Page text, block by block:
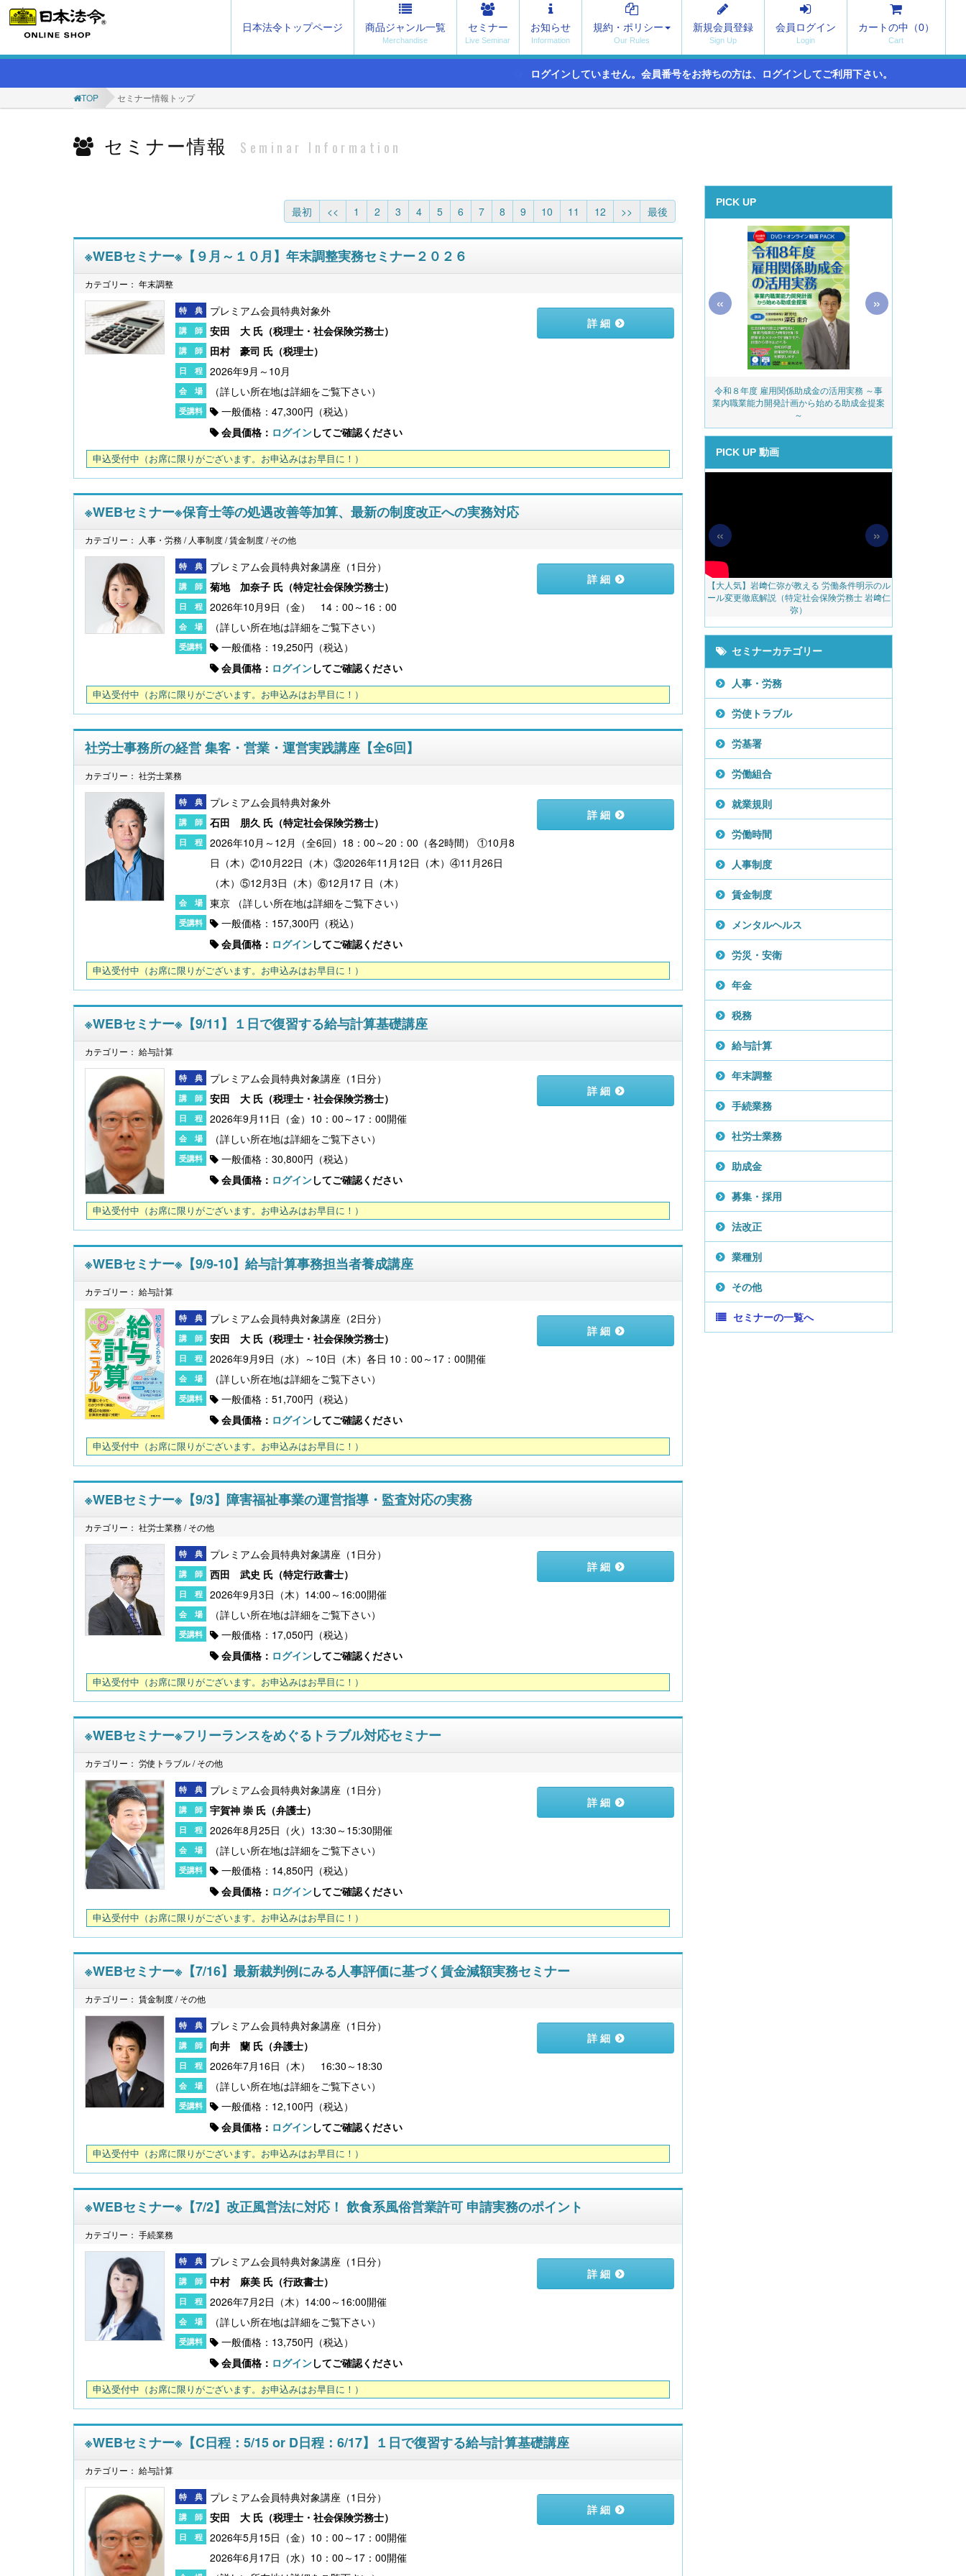
日本法令トップページ 商品ジャンル一覧 セミナー お知らせ 規約・ポリシー 新規会員登録 会員ログイン カートの中（0）
ログインしていません。会員番号をお持ちの方は、ログインしてご利用下さい。
TOP セミナー情報トップ
セミナー情報 Seminar Information
最初 << 1 2 3 4 5 6 7 8 9 10 11 12 >> 最後
※WEBセミナー※【９月～１０月】年末調整実務セミナー２０２６
カテゴリー： 年末調整
プレミアム会員特典対象外
安田 大 氏（税理士・社会保険労務士）
田村 豪司 氏（税理士）
2026年9月～10月
一般価格：47,300円（税込）
会員価格： ログインしてご確認ください
詳 細
申込受付中 （お席に限りがございます。お申込みはお早目に！）
※WEBセミナー※保育士等の処遇改善等加算、最新の制度改正への実務対応
カテゴリー： 人事・労務 / 人事制度 / 賃金制度 / その他
プレミアム会員特典対象講座（1日分）
菊地 加奈子 氏（特定社会保険労務士）
2026年10月9日（金） 14：00～16：00
一般価格：19,250円（税込）
会員価格： ログインしてご確認ください
詳 細
申込受付中 （お席に限りがございます。お申込みはお早目に！）
社労士事務所の経営 集客・営業・運営実践講座【全6回】
カテゴリー： 社労士業務
プレミアム会員特典対象外
石田 朋久 氏（特定社会保険労務士）
2026年10月～12月（全6回）18：00～20：00（各2時間） ①10月8
日（木）②10月22日（木）③2026年11月12日（木）④11月26日
（木）⑤12月3日（木）⑥12月17 日（木）
東京
一般価格：157,300円（税込）
会員価格： ログインしてご確認ください
詳 細
申込受付中 （お席に限りがございます。お申込みはお早目に！）
※WEBセミナー※【9/11】１日で復習する給与計算基礎講座
カテゴリー： 給与計算
プレミアム会員特典対象講座（1日分）
安田 大 氏（税理士・社会保険労務士）
2026年9月11日（金）10：00～17：00開催
一般価格：30,800円（税込）
会員価格： ログインしてご確認ください
詳 細
申込受付中 （お席に限りがございます。お申込みはお早目に！）
※WEBセミナー※【9/9-10】給与計算事務担当者養成講座
カテゴリー： 給与計算
プレミアム会員特典対象講座（2日分）
安田 大 氏（税理士・社会保険労務士）
2026年9月9日（水）～10日（木）各日 10：00～17：00開催
一般価格：51,700円（税込）
会員価格： ログインしてご確認ください
詳 細
申込受付中 （お席に限りがございます。お申込みはお早目に！）
※WEBセミナー※【9/3】障害福祉事業の運営指導・監査対応の実務
カテゴリー： 社労士業務 / その他
プレミアム会員特典対象講座（1日分）
西田 武史 氏（特定行政書士）
2026年9月3日（木）14:00～16:00開催
一般価格：17,050円（税込）
会員価格： ログインしてご確認ください
詳 細
申込受付中 （お席に限りがございます。お申込みはお早目に！）
※WEBセミナー※フリーランスをめぐるトラブル対応セミナー
カテゴリー： 労使トラブル / その他
プレミアム会員特典対象講座（1日分）
宇賀神 崇 氏（弁護士）
2026年8月25日（火）13:30～15:30開催
一般価格：14,850円（税込）
会員価格： ログインしてご確認ください
詳 細
申込受付中 （お席に限りがございます。お申込みはお早目に！）
※WEBセミナー※【7/16】最新裁判例にみる人事評価に基づく賃金減額実務セミナー
カテゴリー： 賃金制度 / その他
プレミアム会員特典対象講座（1日分）
向井 蘭 氏（弁護士）
2026年7月16日（木） 16:30～18:30
一般価格：12,100円（税込）
会員価格： ログインしてご確認ください
詳 細
申込受付中 （お席に限りがございます。お申込みはお早目に！）
※WEBセミナー※【7/2】改正風営法に対応！ 飲食系風俗営業許可 申請実務のポイント
カテゴリー： 手続業務
プレミアム会員特典対象講座（1日分）
中村 麻美 氏（行政書士）
2026年7月2日（木）14:00～16:00開催
一般価格：13,750円（税込）
会員価格： ログインしてご確認ください
詳 細
申込受付中 （お席に限りがございます。お申込みはお早目に！）
※WEBセミナー※【C日程：5/15 or D日程：6/17】１日で復習する給与計算基礎講座
カテゴリー： 給与計算
プレミアム会員特典対象講座（1日分）
安田 大 氏（税理士・社会保険労務士）
2026年5月15日（金）10：00～17：00開催
2026年6月17日（水）10：00～17：00開催
詳 細
PICK UP
〔改訂版〕Excelでできる 産前産後休業・育
児休業《簡単》管理
こども性暴力防止法（日本版DBS）対応実務
令和８年度 雇用関係助成金の活用実務 ～事
業内職業能力開発計画から始める助成金提案
～
« »
PICK UP 動画
無料配信】技能実習廃止・新制度移行、特定技
能２号の対象拡大･･･ 改正対応＆社労士のコンサ
ル 外国人雇用実務研究会【橋本ゼミ】第3ク
ール の見どころ
【大注目】令和６年度 介護事業所の処遇改善加
算・補助金の実務（介護人材コンサルタント
栗原知女）
【採用ゼミ】士業のための顧問料アップをかな
【大人気】岩﨑仁弥が教える 労働条件明示のル
ール変更徹底解説（特定社会保険労務士 岩﨑仁
弥）
【大注目】令和６年度 介護事業所の処遇改善加
算・補助金の実務（介護人材コンサルタント
栗原知女）
« »
セミナーカテゴリー
人事・労務
労使トラブル
労基署
労働組合
就業規則
労働時間
人事制度
賃金制度
メンタルヘルス
労災・安衛
年金
税務
給与計算
年末調整
手続業務
社労士業務
助成金
募集・採用
法改正
業種別
その他
セミナーの一覧へ